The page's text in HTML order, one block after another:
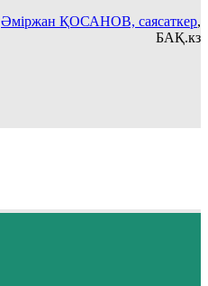
Әміржан ҚОСАНОВ, саясаткер,
БАҚ.кз